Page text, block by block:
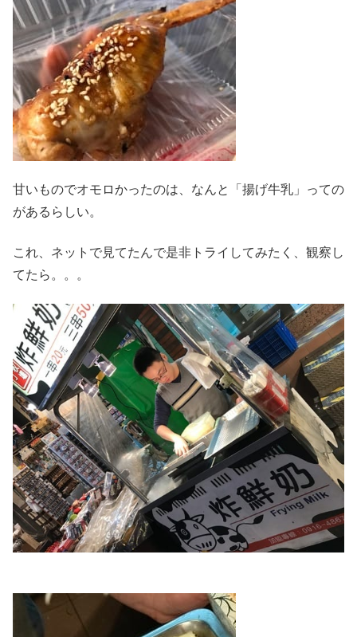
甘いものでオモロかったのは、なんと「揚げ牛乳」っての
があるらしい。
これ、ネットで見てたんで是非トライしてみたく、観察し
てたら。。。